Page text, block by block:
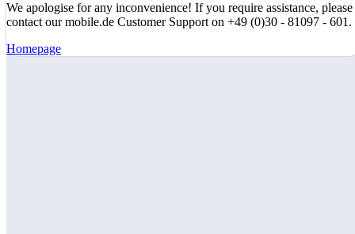
We apologise for any inconvenience! If you require assistance, please
contact our mobile.de Customer Support on +49 (0)30 - 81097 - 601.
Homepage